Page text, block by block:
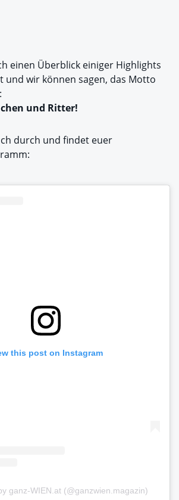
einen Überblick einiger Highlights
und wir können sagen, das Motto
und Ritter!
durch und findet euer
this post on Instagram
ganz-WIEN.at (@ganzwien.magazin)